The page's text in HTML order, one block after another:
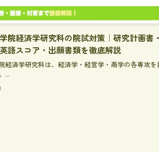
院経済学研究科の院試対策｜研究計画書
語スコア・出願書類を徹底解説
経済学研究科は、経済学・経営学・商学の各専攻を
...